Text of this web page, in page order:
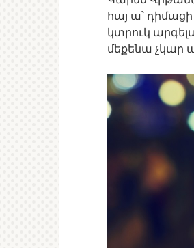
հայ ա՝
կտրուկ
մեքենա չկար